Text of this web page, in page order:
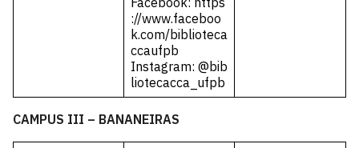
://www.faceboo
k.com/biblioteca
ccaufpb
Instagram: @bib
liotecacca_ufpb
CAMPUS III – BANANEIRAS